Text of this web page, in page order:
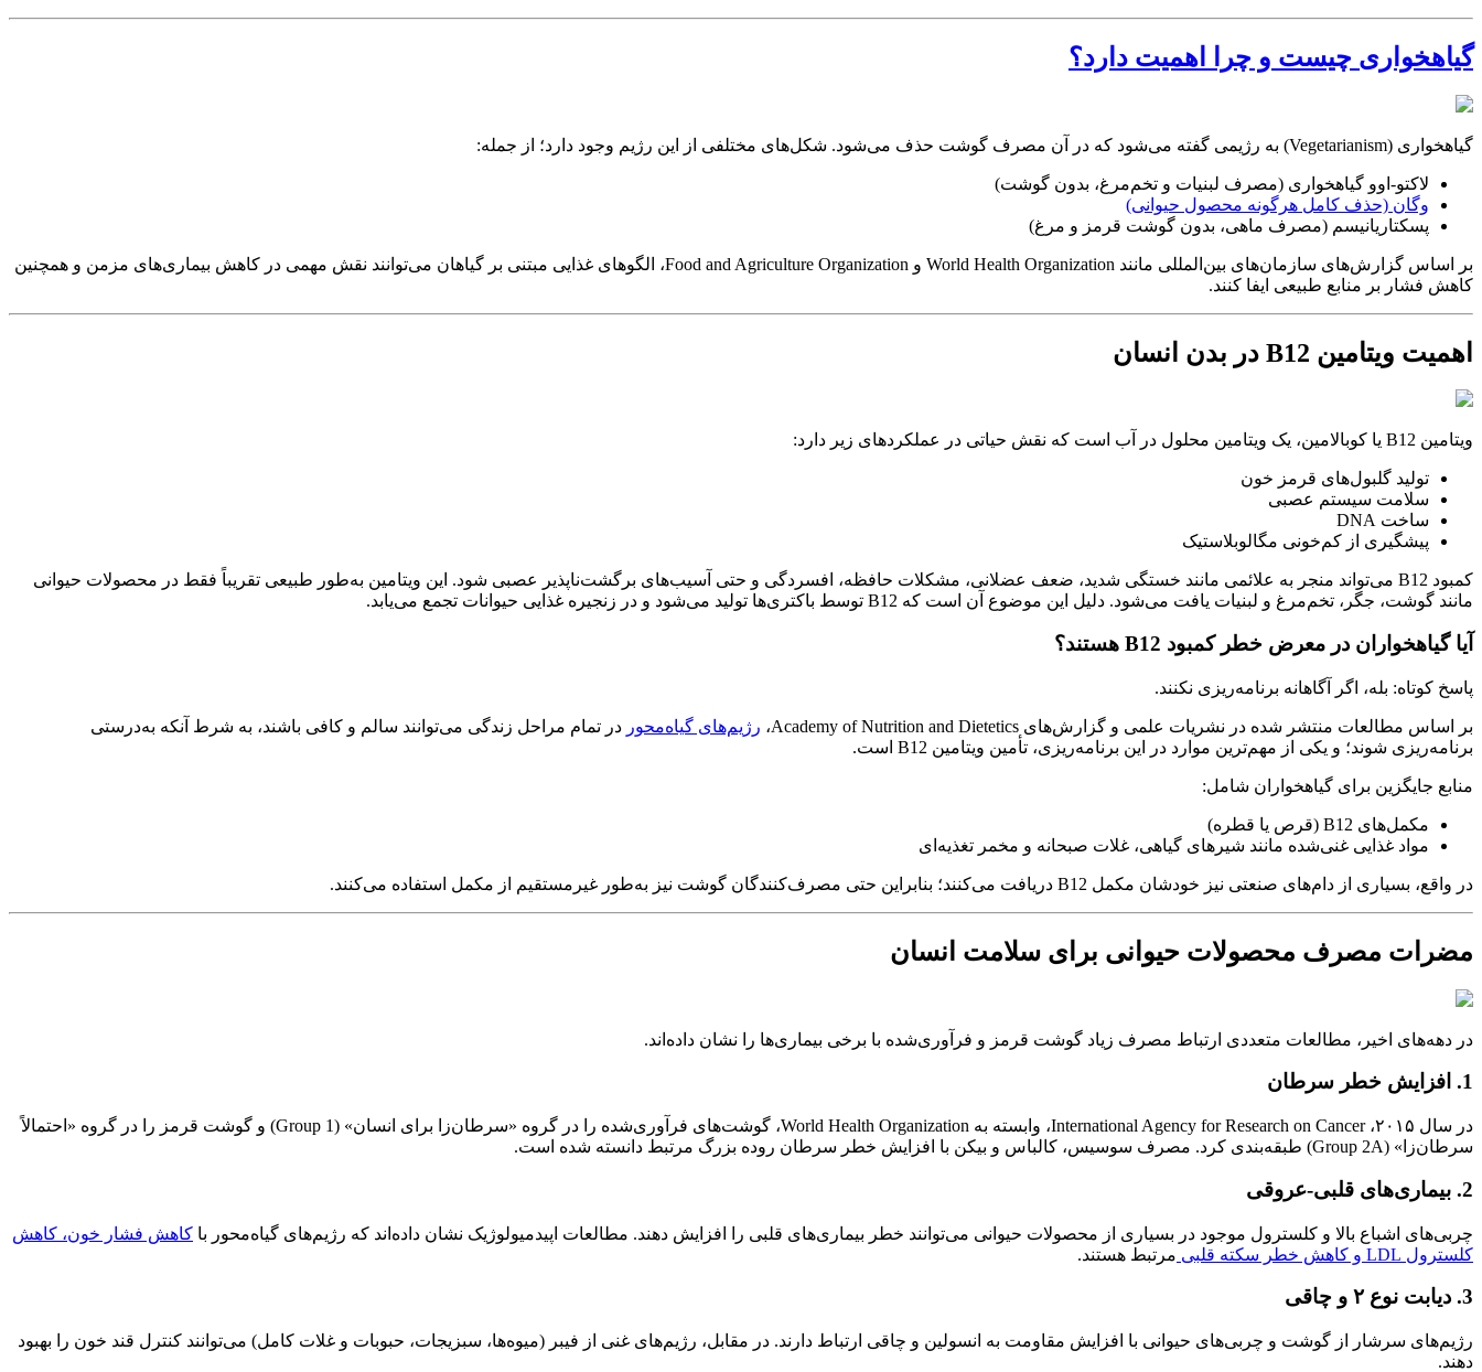
گیاهخواری چیست و چرا اهمیت دارد؟
گیاهخواری (Vegetarianism) به رژیمی گفته می‌شود که در آن مصرف گوشت حذف می‌شود. شکل‌های مختلفی از این رژیم وجود دارد؛ از جمله:
لاکتو-اوو گیاهخواری (مصرف لبنیات و تخم‌مرغ، بدون گوشت)
وگان (حذف کامل هرگونه محصول حیوانی)
پسکتاریانیسم (مصرف ماهی، بدون گوشت قرمز و مرغ)
بر اساس گزارش‌های سازمان‌های بین‌المللی مانند World Health Organization و Food and Agriculture Organization، الگوهای غذایی مبتنی بر گیاهان می‌توانند نقش مهمی در کاهش بیماری‌های مزمن و همچنین
کاهش فشار بر منابع طبیعی ایفا کنند.
اهمیت ویتامین B12 در بدن انسان
ویتامین B12 یا کوبالامین، یک ویتامین محلول در آب است که نقش حیاتی در عملکردهای زیر دارد:
تولید گلبول‌های قرمز خون
سلامت سیستم عصبی
ساخت DNA
پیشگیری از کم‌خونی مگالوبلاستیک
کمبود B12 می‌تواند منجر به علائمی مانند خستگی شدید، ضعف عضلانی، مشکلات حافظه، افسردگی و حتی آسیب‌های برگشت‌ناپذیر عصبی شود. این ویتامین به‌طور طبیعی تقریباً فقط در محصولات حیوانی
مانند گوشت، جگر، تخم‌مرغ و لبنیات یافت می‌شود. دلیل این موضوع آن است که B12 توسط باکتری‌ها تولید می‌شود و در زنجیره غذایی حیوانات تجمع می‌یابد.
آیا گیاهخواران در معرض خطر کمبود B12 هستند؟
پاسخ کوتاه: بله، اگر آگاهانه برنامه‌ریزی نکنند.
بر اساس مطالعات منتشر شده در نشریات علمی و گزارش‌های Academy of Nutrition and Dietetics، رژیم‌های گیاه‌محور در تمام مراحل زندگی می‌توانند سالم و کافی باشند، به شرط آنکه به‌درستی
برنامه‌ریزی شوند؛ و یکی از مهم‌ترین موارد در این برنامه‌ریزی، تأمین ویتامین B12 است.
منابع جایگزین برای گیاهخواران شامل:
مکمل‌های B12 (قرص یا قطره)
مواد غذایی غنی‌شده مانند شیرهای گیاهی، غلات صبحانه و مخمر تغذیه‌ای
در واقع، بسیاری از دام‌های صنعتی نیز خودشان مکمل B12 دریافت می‌کنند؛ بنابراین حتی مصرف‌کنندگان گوشت نیز به‌طور غیرمستقیم از مکمل استفاده می‌کنند.
مضرات مصرف محصولات حیوانی برای سلامت انسان
در دهه‌های اخیر، مطالعات متعددی ارتباط مصرف زیاد گوشت قرمز و فرآوری‌شده با برخی بیماری‌ها را نشان داده‌اند.
1. افزایش خطر سرطان
در سال ۲۰۱۵، International Agency for Research on Cancer، وابسته به World Health Organization، گوشت‌های فرآوری‌شده را در گروه «سرطان‌زا برای انسان» (Group 1) و گوشت قرمز را در گروه «احتمالاً
سرطان‌زا» (Group 2A) طبقه‌بندی کرد. مصرف سوسیس، کالباس و بیکن با افزایش خطر سرطان روده بزرگ مرتبط دانسته شده است.
2. بیماری‌های قلبی-عروقی
چربی‌های اشباع بالا و کلسترول موجود در بسیاری از محصولات حیوانی می‌توانند خطر بیماری‌های قلبی را افزایش دهند. مطالعات اپیدمیولوژیک نشان داده‌اند که رژیم‌های گیاه‌محور با کاهش فشار خون، کاهش
کلسترول LDL و کاهش خطر سکته قلبی
مرتبط هستند.
3. دیابت نوع ۲ و چاقی
رژیم‌های سرشار از گوشت و چربی‌های حیوانی با افزایش مقاومت به انسولین و چاقی ارتباط دارند. در مقابل، رژیم‌های غنی از فیبر (میوه‌ها، سبزیجات، حبوبات و غلات کامل) می‌توانند کنترل قند خون را بهبود
دهند.